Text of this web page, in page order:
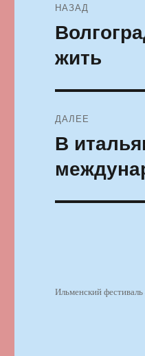
по
записям
НАЗАД
Предыдущая
жить
ДАЛЕЕ
Следующая
В
Ильменский